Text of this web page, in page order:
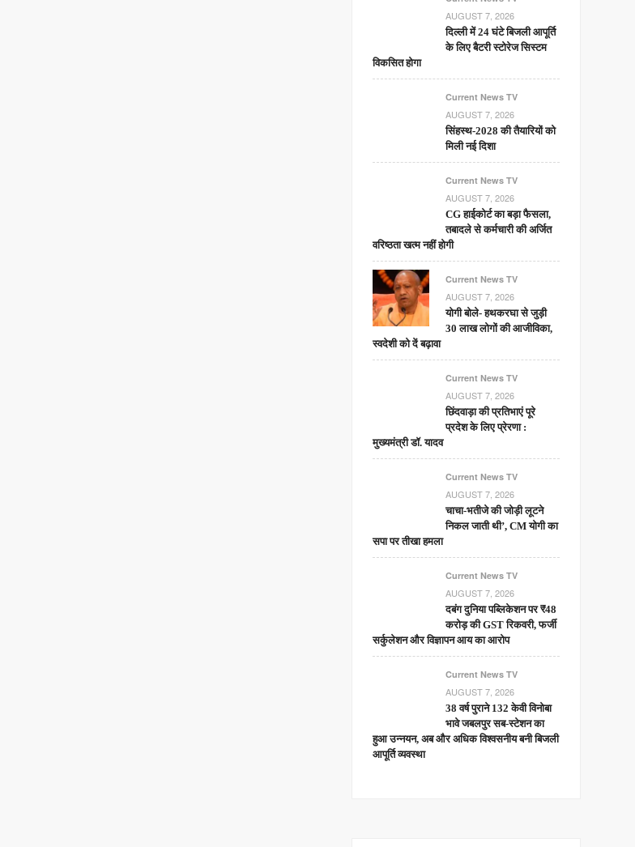
AUGUST 7, 2026
दिल्ली में 24 घंटे बिजली आपूर्ति
के लिए बैटरी स्टोरेज सिस्टम
विकसित होगा
Current News TV
AUGUST 7, 2026
सिंहस्थ-2028 की तैयारियों को
मिली नई दिशा
Current News TV
AUGUST 7, 2026
CG हाईकोर्ट का बड़ा फैसला,
तबादले से कर्मचारी की अर्जित
वरिष्ठता खत्म नहीं होगी
Current News TV
AUGUST 7, 2026
योगी बोले- हथकरघा से जुड़ी
30 लाख लोगों की आजीविका,
स्वदेशी को दें बढ़ावा
Current News TV
AUGUST 7, 2026
छिंदवाड़ा की प्रतिभाएं पूरे
प्रदेश के लिए प्रेरणा :
मुख्यमंत्री डॉ. यादव
Current News TV
AUGUST 7, 2026
चाचा-भतीजे की जोड़ी लूटने
निकल जाती थी’, CM योगी का
सपा पर तीखा हमला
Current News TV
AUGUST 7, 2026
दबंग दुनिया पब्लिकेशन पर ₹48
करोड़ की GST रिकवरी, फर्जी
सर्कुलेशन और विज्ञापन आय का आरोप
Current News TV
AUGUST 7, 2026
38 वर्ष पुराने 132 केवी विनोबा
भावे जबलपुर सब-स्टेशन का
हुआ उन्नयन, अब और अधिक विश्वसनीय बनी बिजली
आपूर्ति व्यवस्था